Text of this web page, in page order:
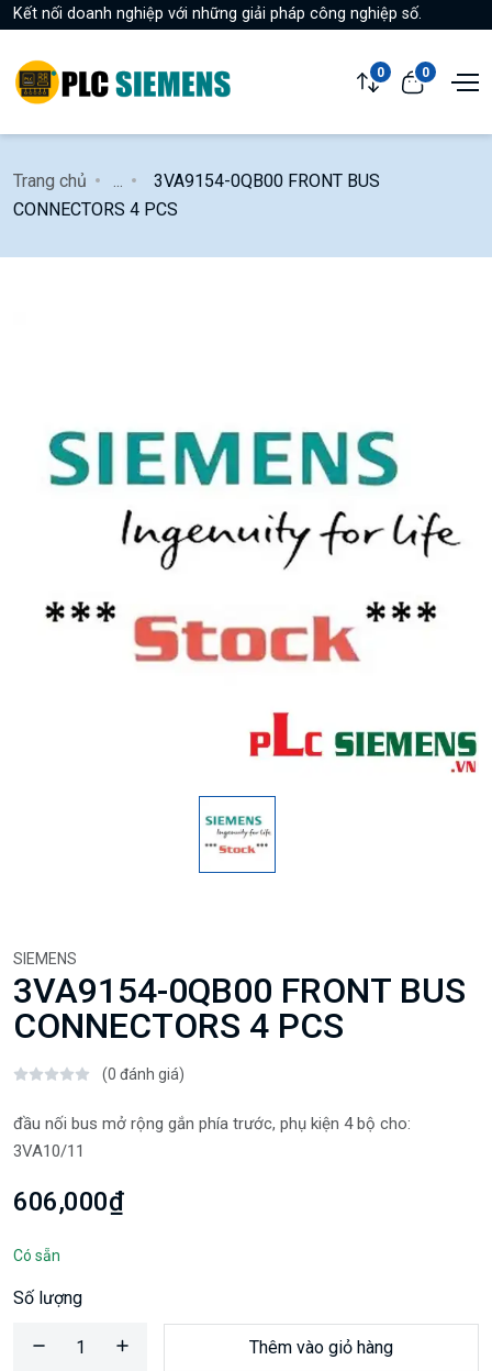
Kết nối doanh nghiệp với những giải pháp công nghiệp số.
0 0
Trang chủ
3VA9154-0QB00 FRONT BUS
CONNECTORS 4 PCS
SIEMENS
3VA9154-0QB00 FRONT BUS
CONNECTORS 4 PCS
(0 đánh giá)
đầu nối bus mở rộng gắn phía trước, phụ kiện 4 bộ cho:
3VA10/11
606,000₫
Có sẵn
Số lượng
Thêm vào giỏ hàng